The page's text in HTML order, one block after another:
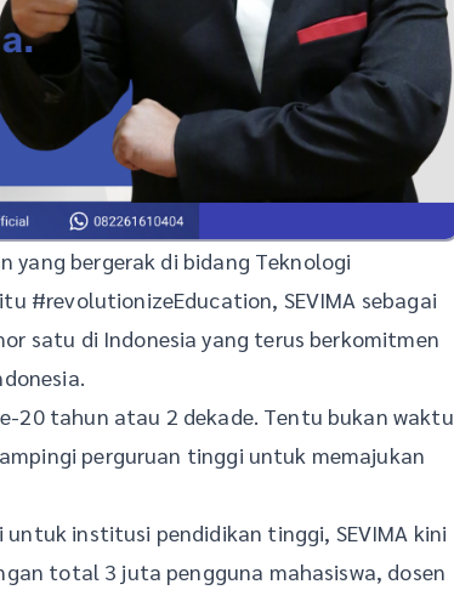
yang bergerak di bidang Teknologi
#revolutionizeEducation, SEVIMA sebagai
satu di Indonesia yang terus berkomitmen
20 tahun atau 2 dekade. Tentu bukan waktu
perguruan tinggi untuk memajukan
institusi pendidikan tinggi, SEVIMA kini
total 3 juta pengguna mahasiswa, dosen